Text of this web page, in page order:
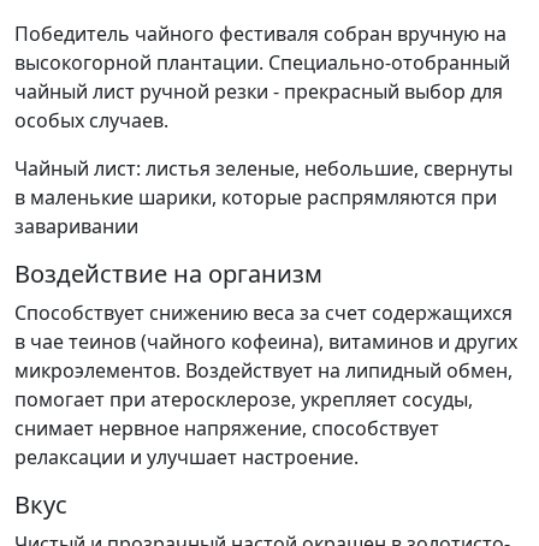
Победитель чайного фестиваля собран вручную на
высокогорной плантации. Специально-отобранный
чайный лист ручной резки - прекрасный выбор для
особых случаев.
Чайный лист: листья зеленые, небольшие, свернуты
в маленькие шарики, которые распрямляются при
заваривании
Воздействие на организм
Способствует снижению веса за счет содержащихся
в чае теинов (чайного кофеина), витаминов и других
микроэлементов. Воздействует на липидный обмен,
помогает при атеросклерозе, укрепляет сосуды,
снимает нервное напряжение, способствует
релаксации и улучшает настроение.
Вкус